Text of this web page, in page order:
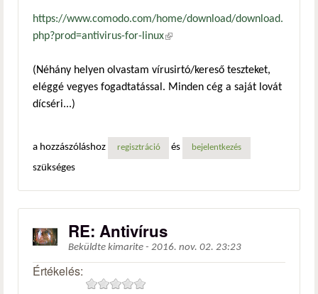
https://www.comodo.com/home/download/download.
php?prod=antivirus-for-linux(külső hivatkozás)
(Néhány helyen olvastam vírusirtó/kereső teszteket,
eléggé vegyes fogadtatással. Minden cég a saját lovát
dícséri...)
a hozzászóláshoz regisztráció és bejelentkezés
szükséges
RE: Antivírus
Beküldte kimarite - 2016. nov. 02. 23:23
Értékelés: